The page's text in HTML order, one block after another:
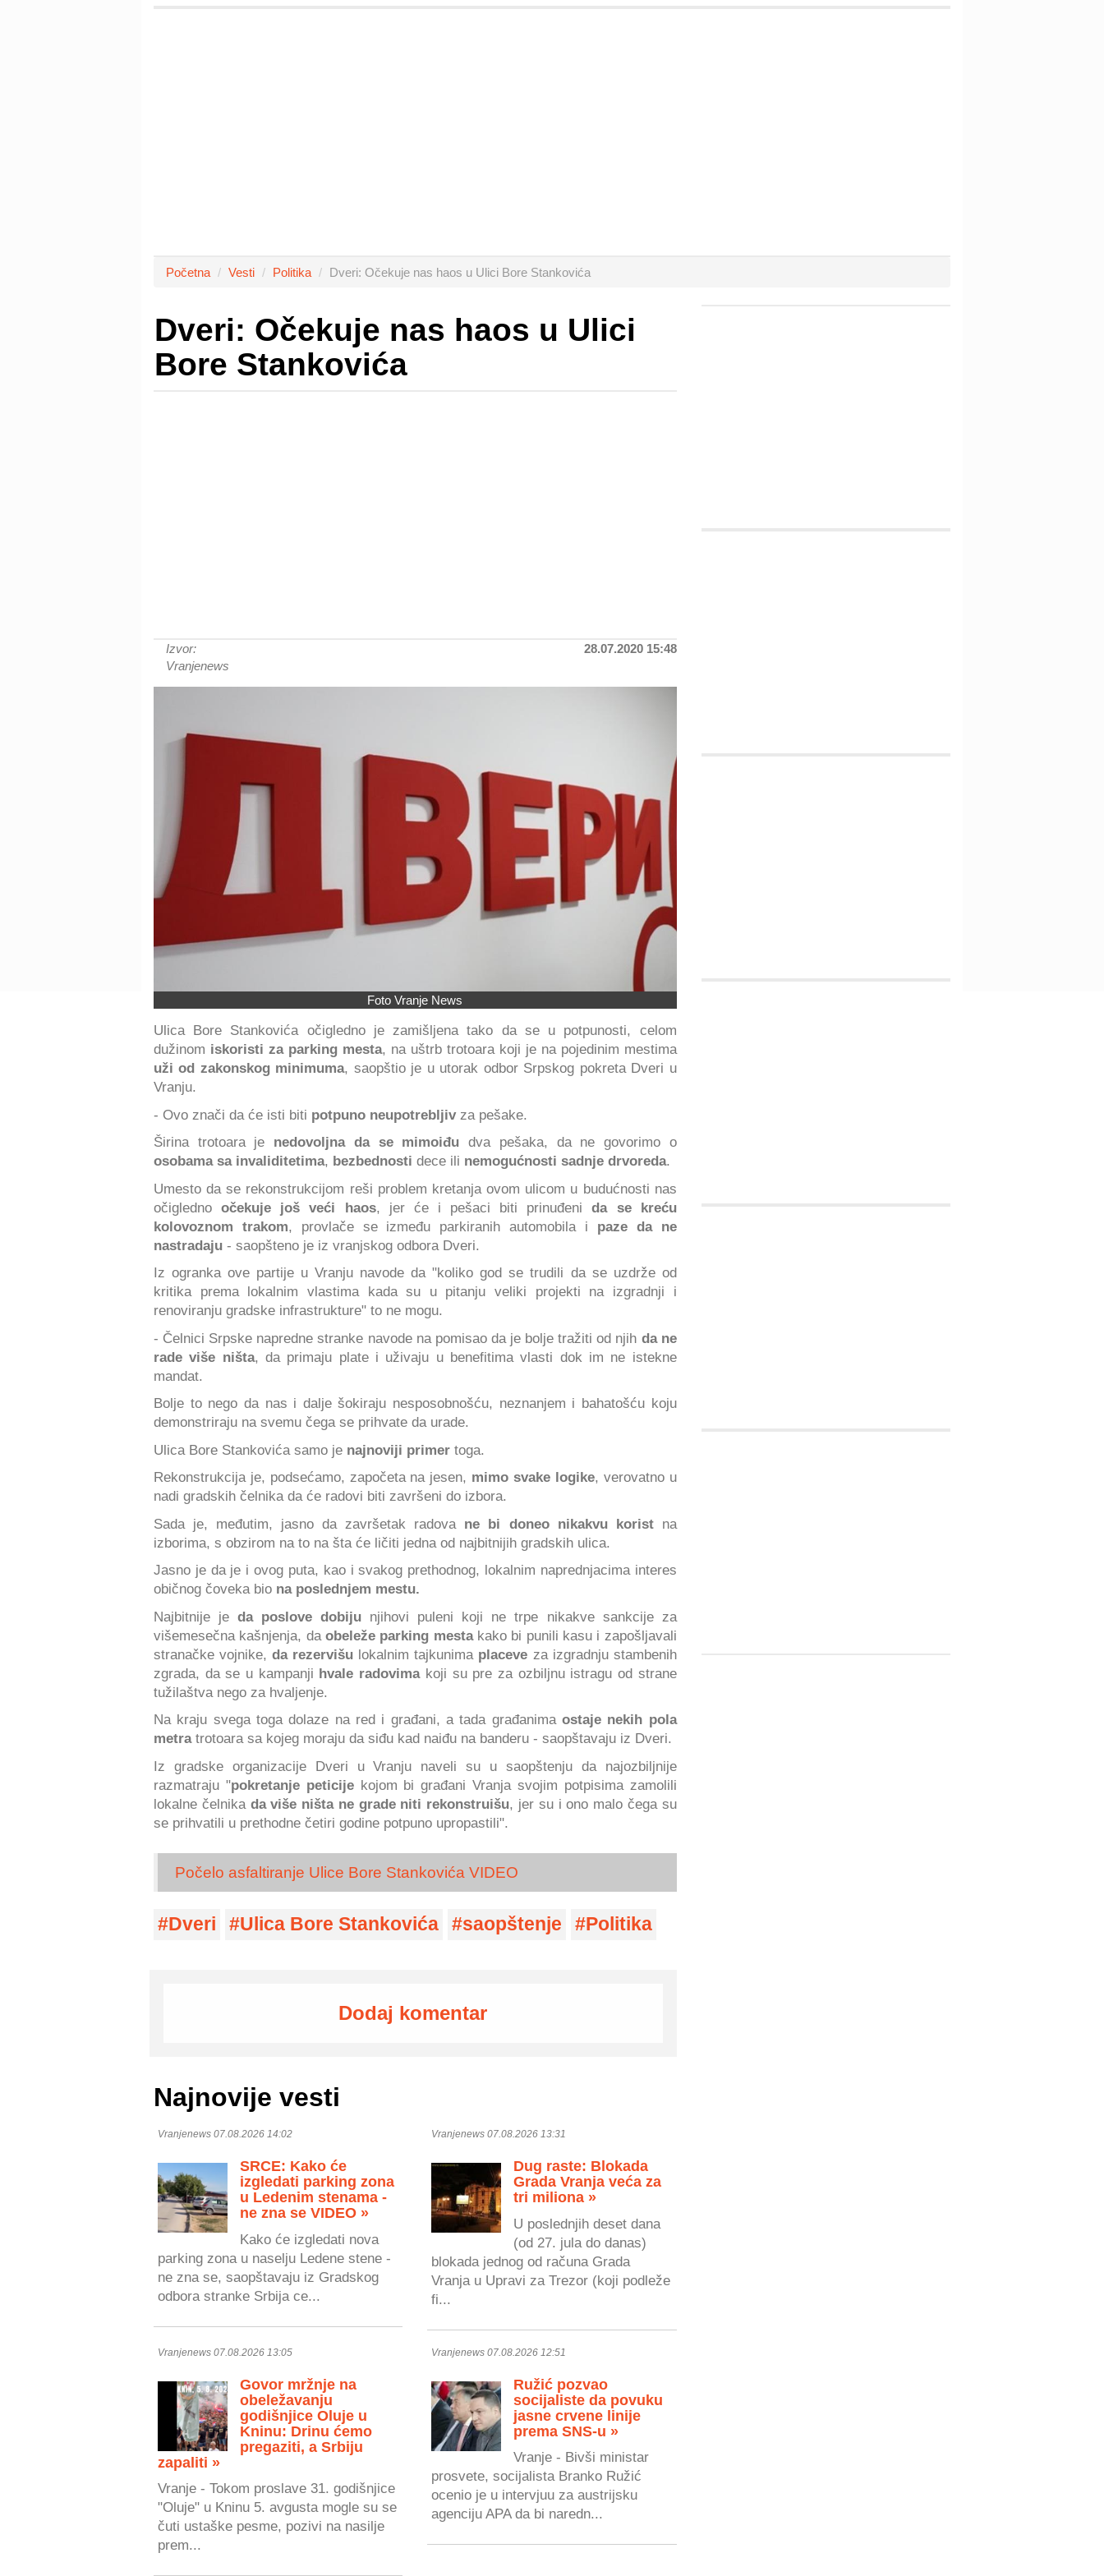
Početna Vesti Politika Dveri: Očekuje nas haos u Ulici Bore Stankovića
Dveri: Očekuje nas haos u Ulici
Bore Stankovića
Izvor:
Vranjenews
28.07.2020 15:48
Foto Vranje News
Ulica Bore Stankovića očigledno je zamišljena tako da se u potpunosti, celom
dužinom iskoristi za parking mesta, na uštrb trotoara koji je na pojedinim mestima
uži od zakonskog minimuma, saopštio je u utorak odbor Srpskog pokreta Dveri u
Vranju.
- Ovo znači da će isti biti potpuno neupotrebljivza pešake.
Širina trotoara je nedovoljna da se mimoiđudva pešaka, da ne govorimo o
osobama sa invaliditetima, bezbednosti dece ili nemogućnosti sadnje drvoreda.
Umesto da se rekonstrukcijom reši problem kretanja ovom ulicom u budućnosti nas
očiglednoočekuje još veći haos, jer će i pešaci biti prinuđenida se kreću
kolovoznom trakom, provlače se između parkiranih automobila i paze da ne
nastradaju - saopšteno je iz vranjskog odbora Dveri.
Iz ogranka ove partije u Vranju navode da "koliko god se trudili da se uzdrže od
kritika prema lokalnim vlastima kada su u pitanju veliki projekti na izgradnji i
renoviranju gradske infrastrukture" to ne mogu.
- Čelnici Srpske napredne stranke navode na pomisao da je bolje tražiti od njih da ne
rade više ništa, da primaju plate i uživaju u benefitima vlasti dok im ne istekne
mandat.
Bolje to nego da nas i dalje šokiraju nesposobnošću, neznanjem i bahatošću koju
demonstriraju na svemu čega se prihvate da urade.
Ulica Bore Stankovića samo je najnoviji primer toga.
Rekonstrukcija je, podsećamo, započeta na jesen, mimo svake logike, verovatno u
nadi gradskih čelnika da će radovi biti završeni do izbora.
Sada je, međutim, jasno da završetak radova ne bi doneo nikakvu koristna
izborima, s obzirom na to na šta će ličiti jedna od najbitnijih gradskih ulica.
Jasno je da je i ovog puta, kao i svakog prethodnog, lokalnim naprednjacima interes
običnog čoveka bio na poslednjem mestu.
Najbitnije jeda poslove dobiju njihovi puleni koji ne trpe nikakve sankcije za
višemesečna kašnjenja, daobeleže parking mestakako bi punili kasu i zapošljavali
stranačke vojnike,da rezervišu lokalnim tajkunima placeve za izgradnju stambenih
zgrada, da se u kampanji hvale radovimakoji su pre za ozbiljnu istragu od strane
tužilaštva nego za hvaljenje.
Na kraju svega toga dolaze na red i građani, a tada građanima ostaje nekih pola
metratrotoara sa kojeg moraju da siđu kad naiđu na banderu - saopštavaju iz Dveri.
Iz gradske organizacije Dveri u Vranju naveli su u saopštenju da najozbiljnije
razmatraju "pokretanje peticije kojom bi građani Vranja svojim potpisima zamolili
lokalne čelnika da više ništa ne grade niti rekonstruišu, jer su i ono malo čega su
se prihvatili u prethodne četiri godine potpuno upropastili".
Počelo asfaltiranje Ulice Bore Stankovića VIDEO
Dveri Ulica Bore Stankovića saopštenje Politika
Dodaj komentar
Najnovije vesti
Vranjenews 07.08.2026 14:02
SRCE: Kako će
izgledati parking zona
u Ledenim stenama -
ne zna se VIDEO »
Kako će izgledati nova
parking zona u naselju Ledene stene -
ne zna se, saopštavaju iz Gradskog
odbora stranke Srbija ce...
Vranjenews 07.08.2026 13:31
Dug raste: Blokada
Grada Vranja veća za
tri miliona »
U poslednjih deset dana
(od 27. jula do danas)
blokada jednog od računa Grada
Vranja u Upravi za Trezor (koji podleže
fi...
Vranjenews 07.08.2026 13:05
Govor mržnje na
obeležavanju
godišnjice Oluje u
Kninu: Drinu ćemo
pregaziti, a Srbiju
zapaliti »
Vranje - Tokom proslave 31. godišnjice
"Oluje" u Kninu 5. avgusta mogle su se
čuti ustaške pesme, pozivi na nasilje
prem...
Vranjenews 07.08.2026 12:51
Ružić pozvao
socijaliste da povuku
jasne crvene linije
prema SNS-u »
Vranje - Bivši ministar
prosvete, socijalista Branko Ružić
ocenio je u intervjuu za austrijsku
agenciju APA da bi naredn...